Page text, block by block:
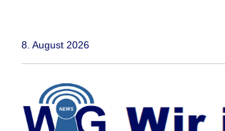
8. August 2026